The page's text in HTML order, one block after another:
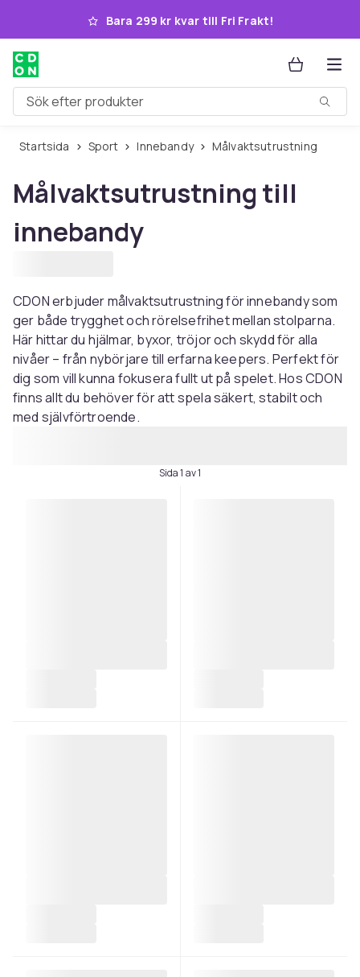
Hoppa till huvudinnehållet
Bara 299 kr kvar till Fri Frakt!
Sök efter produkter
Startsida Sport Innebandy Målvaktsutrustning
Målvaktsutrustning till
innebandy
CDON erbjuder målvaktsutrustning för innebandy som
ger både trygghet och rörelsefrihet mellan stolparna.
Här hittar du hjälmar, byxor, tröjor och skydd för alla
nivåer – från nybörjare till erfarna keepers. Perfekt för
dig som vill kunna fokusera fullt ut på spelet. Hos CDON
finns allt du behöver för att spela säkert, stabilt och
med självförtroende.
Sida 1 av 1